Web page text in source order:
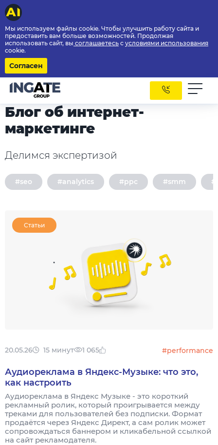
Мы используем файлы cookie. Чтобы улучшить работу сайта и
предоставить вам больше возможностей. Продолжая
использовать сайт, вы соглашаетесь с условиями использования
cookie.
Согласен
Блог об интернет-
маркетинге
Делимся экспертизой
#seo #analytics #ppc #smm
Статьи
20.05.26 15 минут 1 065 #performance
Аудиореклама в Яндекс-Музыке: что это,
как настроить
Аудиореклама в Яндекс Музыке - это короткий
рекламный ролик, который проигрывается между
треками для пользователей без подписки. Формат
продаётся через Яндекс Директ, а сам ролик может
сопровождаться баннером и кликабельной ссылкой
на сайт рекламодателя.